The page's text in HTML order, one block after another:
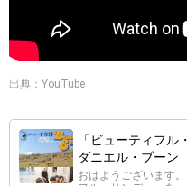
出典：YouTube
「ビューティフル
ダニエル・ブーン
おはようございます